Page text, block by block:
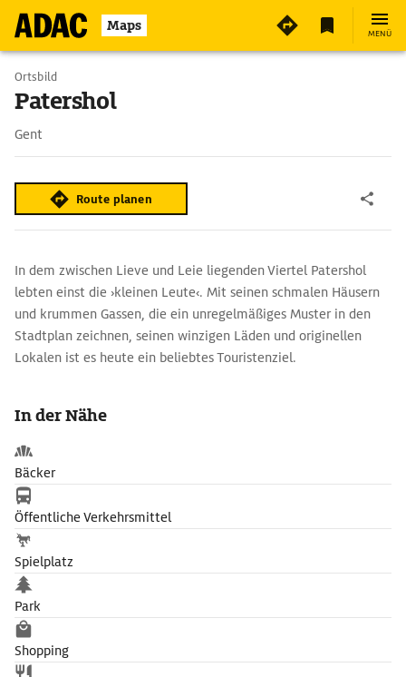
Maps MENÜ
Ortsbild
Patershol
Gent
Route planen
In dem zwischen Lieve und Leie liegenden Viertel Patershol
lebten einst die ›kleinen Leute‹. Mit seinen schmalen Häusern
und krummen Gassen, die ein unregelmäßiges Muster in den
Stadtplan zeichnen, seinen winzigen Läden und originellen
Lokalen ist es heute ein beliebtes Touristenziel.
In der Nähe
Bäcker
Öffentliche Verkehrsmittel
Spielplatz
Park
Shopping